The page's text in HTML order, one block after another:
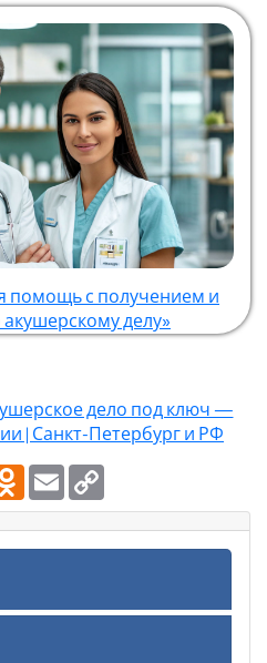
помощь с получением и
делу»
дело под ключ —
| Санкт-Петербург и РФ
Odnoklassniki
Email